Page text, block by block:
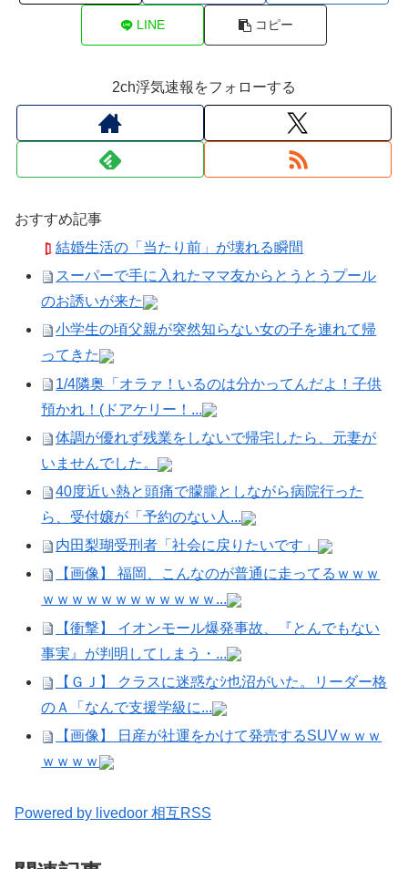
LINE コピー
2ch浮気速報をフォローする
おすすめ記事
結婚生活の「当たり前」が壊れる瞬間
スーパーで手に入れたママ友からとうとうプール
のお誘いが来た
小学生の頃父親が突然知らない女の子を連れて帰
ってきた
1/4隣奥「オラァ！いるのは分かってんだよ！子供
預かれ！(ドアケリー！...
体調が優れず残業をしないで帰宅したら、元妻が
いませんでした。
40度近い熱と頭痛で朦朧としながら病院行った
ら、受付嬢が「予約のない人...
内田梨瑚受刑者「社会に戻りたいです」
【画像】 福岡、こんなのが普通に走ってるｗｗｗ
ｗｗｗｗｗｗｗｗｗｗｗｗ...
【衝撃】 イオンモール爆発事故、『とんでもない
事実』が判明してしまう・...
【ＧＪ】 クラスに迷惑なｼ也沼がいた。リーダー格
のＡ「なんで支援学級に...
【画像】 日産が社運をかけて発売するSUVｗｗｗ
ｗｗｗｗ
Powered by livedoor 相互RSS